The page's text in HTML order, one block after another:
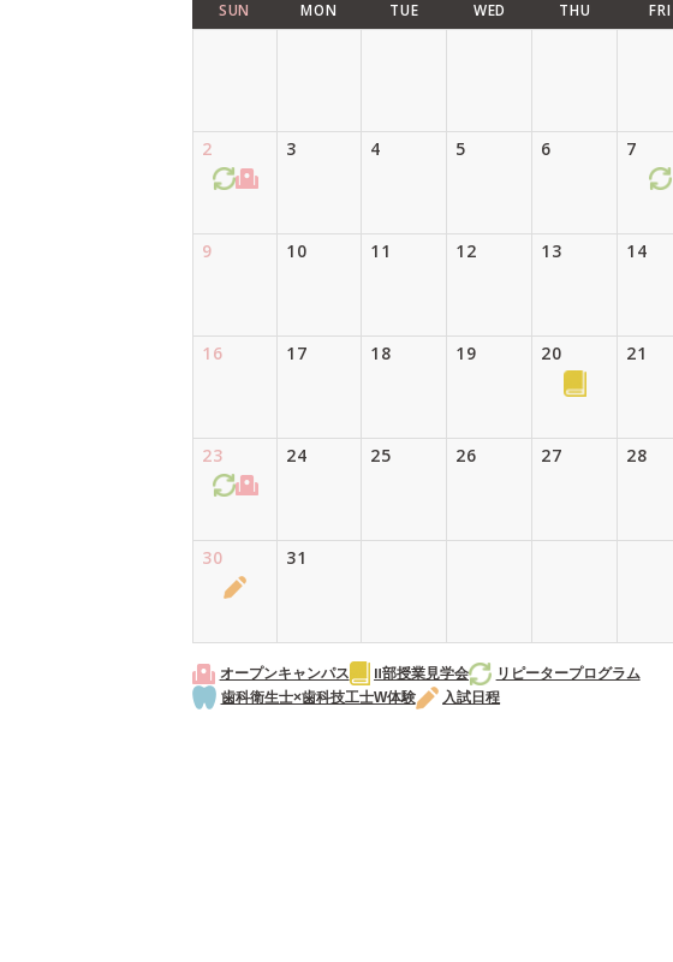
SUN MON TUE WED THU FRI
2 3 4 5 6 7
9 10 11 12 13 14
16 17 18 19 20 21
23 24 25 26 27 28
30 31
オープンキャンパス Ⅱ部授業見学会
リピータープログラム
歯科衛生士×歯科技工士W体験
入試日程